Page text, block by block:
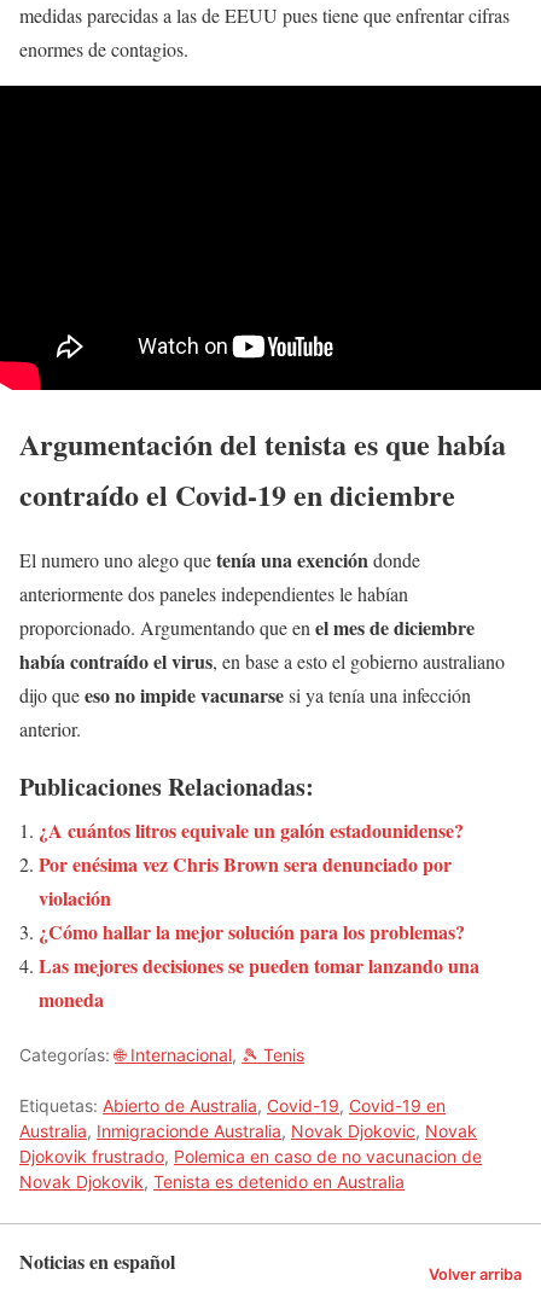
medidas parecidas a las de EEUU pues tiene que enfrentar cifras
enormes de contagios.
Argumentación del tenista es que había
contraído el Covid-19 en diciembre
El numero uno alego quetenía una exencióndonde
anteriormente dos paneles independientes le habían
proporcionado. Argumentando que enel mes de diciembre
había contraído el virus, en base a esto el gobierno australiano
dijo queeso no impidevacunarsesi ya tenía una infección
anterior.
Publicaciones Relacionadas:
¿A cuántos litros equivale un galón estadounidense?
Por enésima vez Chris Brown sera denunciado por
violación
¿Cómo hallar la mejor solución para los problemas?
Las mejores decisiones se pueden tomar lanzando una
moneda
Categorías:🌐 Internacional, 🎾 Tenis
Etiquetas: Abierto de Australia, Covid-19, Covid-19 en
Australia, Inmigracionde Australia, Novak Djokovic, Novak
Djokovik frustrado, Polemica en caso de no vacunacion de
Novak Djokovik, Tenista es detenido en Australia
Noticias en español Volver arriba